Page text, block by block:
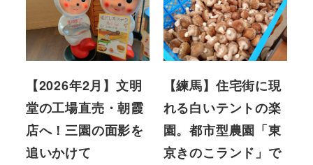
【2026年2月】文明
堂の工場直売・朝霞
店へ！三園の面影を
追いかけて
【練馬】住宅街に現
れる白いテントの楽
園。都市型農園「東
京きのこランド」で